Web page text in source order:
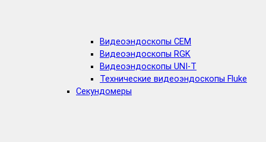
Видеоэндоскопы CEM
Видеоэндоскопы RGK
Видеоэндоскопы UNI-T
Технические видеоэндоскопы Fluke
Секундомеры